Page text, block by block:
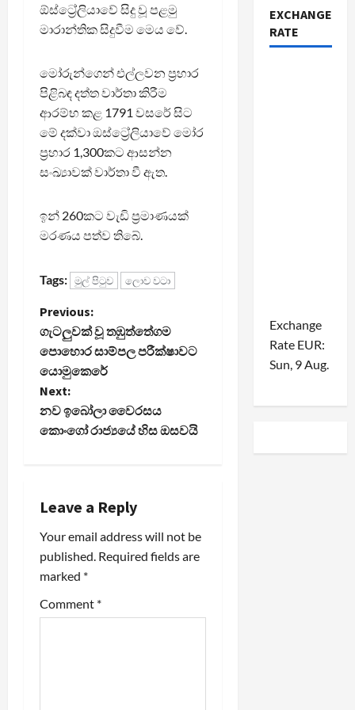
ඕස්ට්‍රේලියාවේ සිදු වූ පළමු
මාරාන්තික සිදුවීම මෙය වේ.
මෝරුන්ගෙන් එල්ලවන ප්‍රහාර
පිළිබඳ දත්ත වාර්තා කිරීම
ආරම්භ කළ 1791 වසරේ සිට
මේ දක්වා ඔස්ට්‍රේලියාවේ මෝර
ප්‍රහාර 1,300කට ආසන්න
සංඛ්‍යාවක් වාර්තා වී ඇත.
ඉන් 260කට වැඩි ප්‍රමාණයක්
මරණය පත්ව තිබේ.
Tags: මුල් පිටුව ලොව වටා
P
o
s
t
v
i
g
a
Previous:
ගැටලුවක් වූ තඹුත්තේගම
පොහොර සාම්පල පරීක්ෂාවට
යොමුකෙරේ
Next:
නව ඉබෝලා වෛරසය
කොංගෝ රාජ්‍යයේ හිස ඔසවයි
Leave a Reply
Your email address will not be
published. Required fields are
marked *
Comment *
EXCHANGE
RATE
Exchange
Rate EUR:
Sun, 9 Aug.